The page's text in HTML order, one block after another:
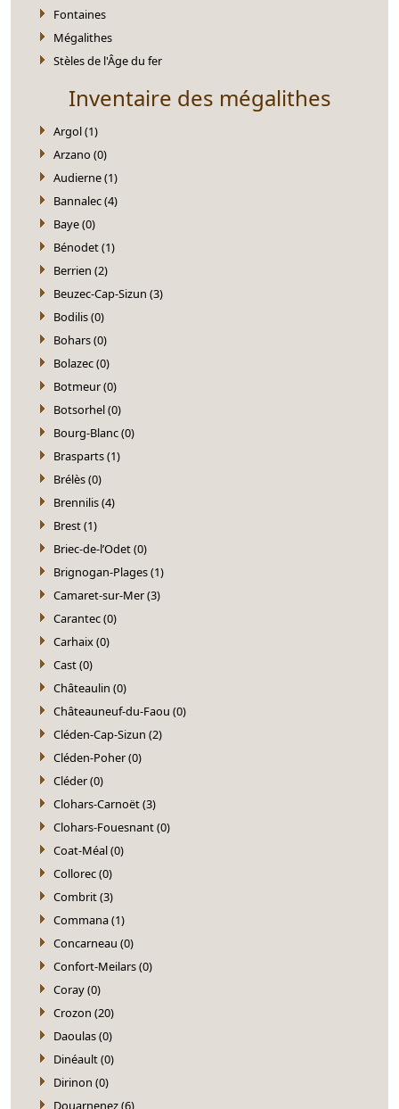
Fontaines
Mégalithes
Stèles de l'Âge du fer
Inventaire des mégalithes
Argol (1)
Arzano (0)
Audierne (1)
Bannalec (4)
Baye (0)
Bénodet (1)
Berrien (2)
Beuzec-Cap-Sizun (3)
Bodilis (0)
Bohars (0)
Bolazec (0)
Botmeur (0)
Botsorhel (0)
Bourg-Blanc (0)
Brasparts (1)
Brélès (0)
Brennilis (4)
Brest (1)
Briec-de-l’Odet (0)
Brignogan-Plages (1)
Camaret-sur-Mer (3)
Carantec (0)
Carhaix (0)
Cast (0)
Châteaulin (0)
Châteauneuf-du-Faou (0)
Cléden-Cap-Sizun (2)
Cléden-Poher (0)
Cléder (0)
Clohars-Carnoët (3)
Clohars-Fouesnant (0)
Coat-Méal (0)
Collorec (0)
Combrit (3)
Commana (1)
Concarneau (0)
Confort-Meilars (0)
Coray (0)
Crozon (20)
Daoulas (0)
Dinéault (0)
Dirinon (0)
Douarnenez (6)